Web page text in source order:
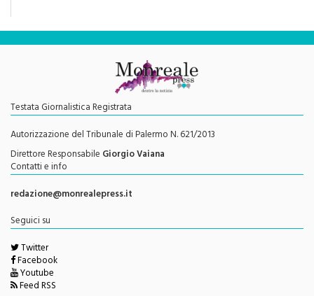
Testata Giornalistica Registrata
Autorizzazione del Tribunale di Palermo N. 621/2013
Direttore Responsabile Giorgio Vaiana
Contatti e info
redazione@monrealepress.it
Seguici su
Twitter
Facebook
Youtube
Feed RSS